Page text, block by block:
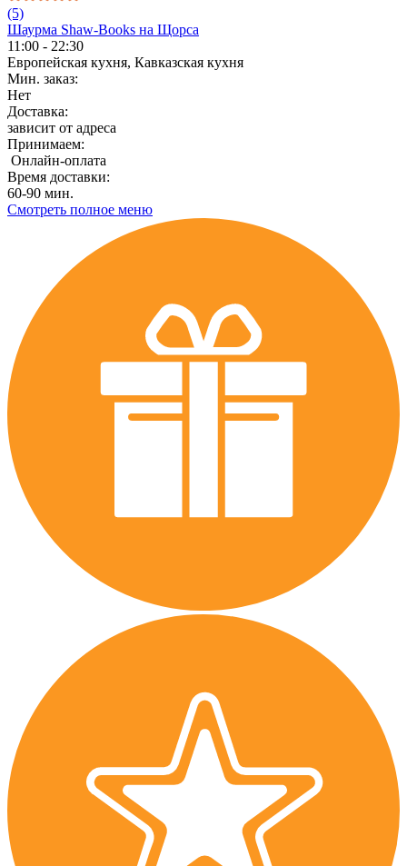
(5)
Шаурма Shaw-Books на Щорса
11:00 - 22:30
Европейская кухня, Кавказская кухня
Мин. заказ:
Нет
Доставка:
зависит от адреса
Принимаем:
Онлайн-оплата
Время доставки:
60-90 мин.
Смотреть полное меню